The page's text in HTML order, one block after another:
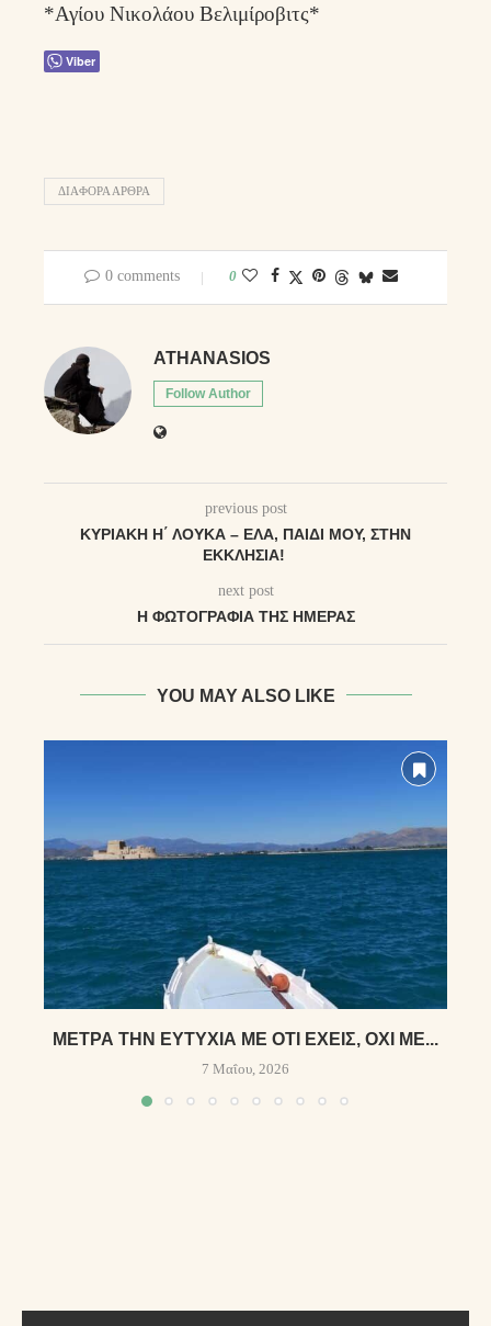
*Αγίου Νικολάου Βελιμίροβιτς*
Viber
ΔΙΑΦΟΡΑ ΑΡΘΡΑ
0 comments 0
ATHANASIOS
Follow Author
previous post
ΚΥΡΙΑΚῊ Η΄ ΛΟΥΚΑ͂ – EΛA, ΠAIΔI MOY, ΣTHN
EKKΛHΣIA!
next post
Η ΦΩΤΟΓΡΑΦΊΑ ΤΗΣ ΗΜΈΡΑΣ
YOU MAY ALSO LIKE
ΜΈΤΡΑ ΤΗΝ ΕΥΤΥΧΊΑ ΜΕ ΌΤΙ ΈΧΕΙΣ, ΌΧΙ ΜΕ...
7 Μαΐου, 2026